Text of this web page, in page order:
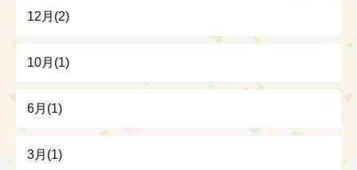
12月(2)
10月(1)
6月(1)
3月(1)